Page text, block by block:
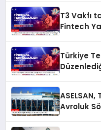
T3 Vakfı
Fintech
Türkiye
ASELSAN,
Avroluk